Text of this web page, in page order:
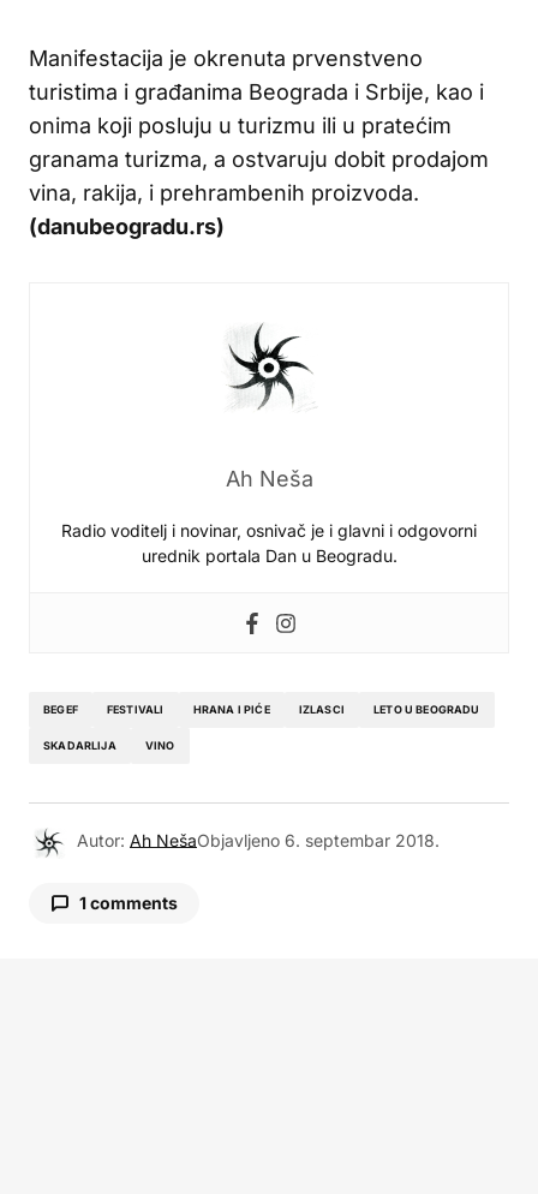
Manifestacija je okrenuta prvenstveno
turistima i građanima Beograda i Srbije, kao i
onima koji posluju u turizmu ili u pratećim
granama turizma, a ostvaruju dobit prodajom
vina, rakija, i prehrambenih proizvoda.
(danubeogradu.rs)
Ah Neša
Radio voditelj i novinar, osnivač je i glavni i odgovorni
urednik portala Dan u Beogradu.
BEGEF FESTIVALI HRANA I PIĆE IZLASCI LETO U BEOGRADU
SKADARLIJA VINO
Autor: Ah NešaObjavljeno 6. septembar 2018.
1 comments